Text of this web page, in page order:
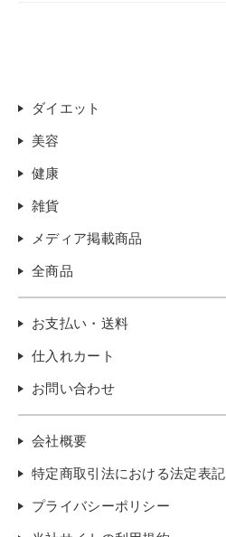
ダイエット
美容
健康
雑貨
メディア掲載商品
全商品
お支払い・送料
仕入れカート
お問い合わせ
会社概要
特定商取引法における法定表記
プライバシーポリシー